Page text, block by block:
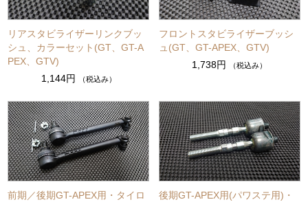
リアスタビライザーリンクブッ
シュ、カラーセット(GT、GT-A
PEX、GTV)
1,144円
（税込み）
フロントスタビライザーブッシ
ュ(GT、GT-APEX、GTV)
1,738円
（税込み）
前期／後期GT-APEX用・タイロ
後期GT-APEX用(パワステ用)・